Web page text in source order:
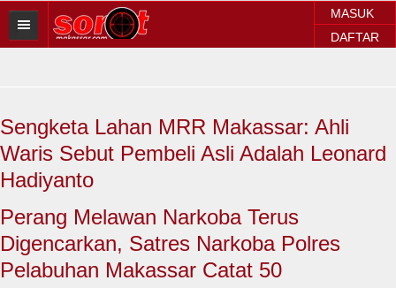
MASUK
DAFTAR
Sorot Makassar
Sorot Nasional
Sengketa Lahan MRR Makassar: Ahli
Waris Sebut Pembeli Asli Adalah Leonard
Hadiyanto
Perang Melawan Narkoba Terus
Digencarkan, Satres Narkoba Polres
Pelabuhan Makassar Catat 50